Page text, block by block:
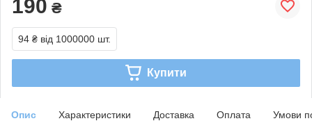
190 ₴
94 ₴ від 1000000 шт.
Купити
Опис Характеристики Доставка Оплата Умови